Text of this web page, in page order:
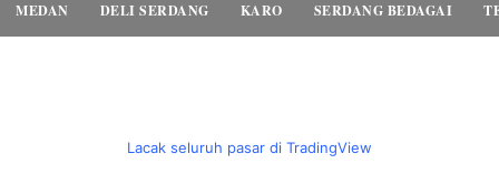
MEDAN DELI SERDANG KARO SERDANG BEDAGAI
Lacak seluruh pasar di TradingView